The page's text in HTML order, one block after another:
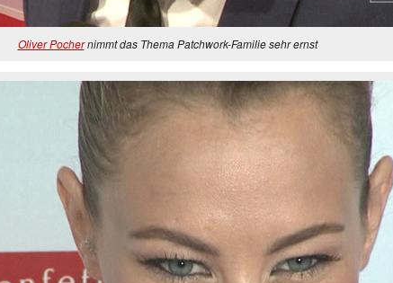
Oliver Pochernimmt das Thema Patchwork-Familie sehr ernst